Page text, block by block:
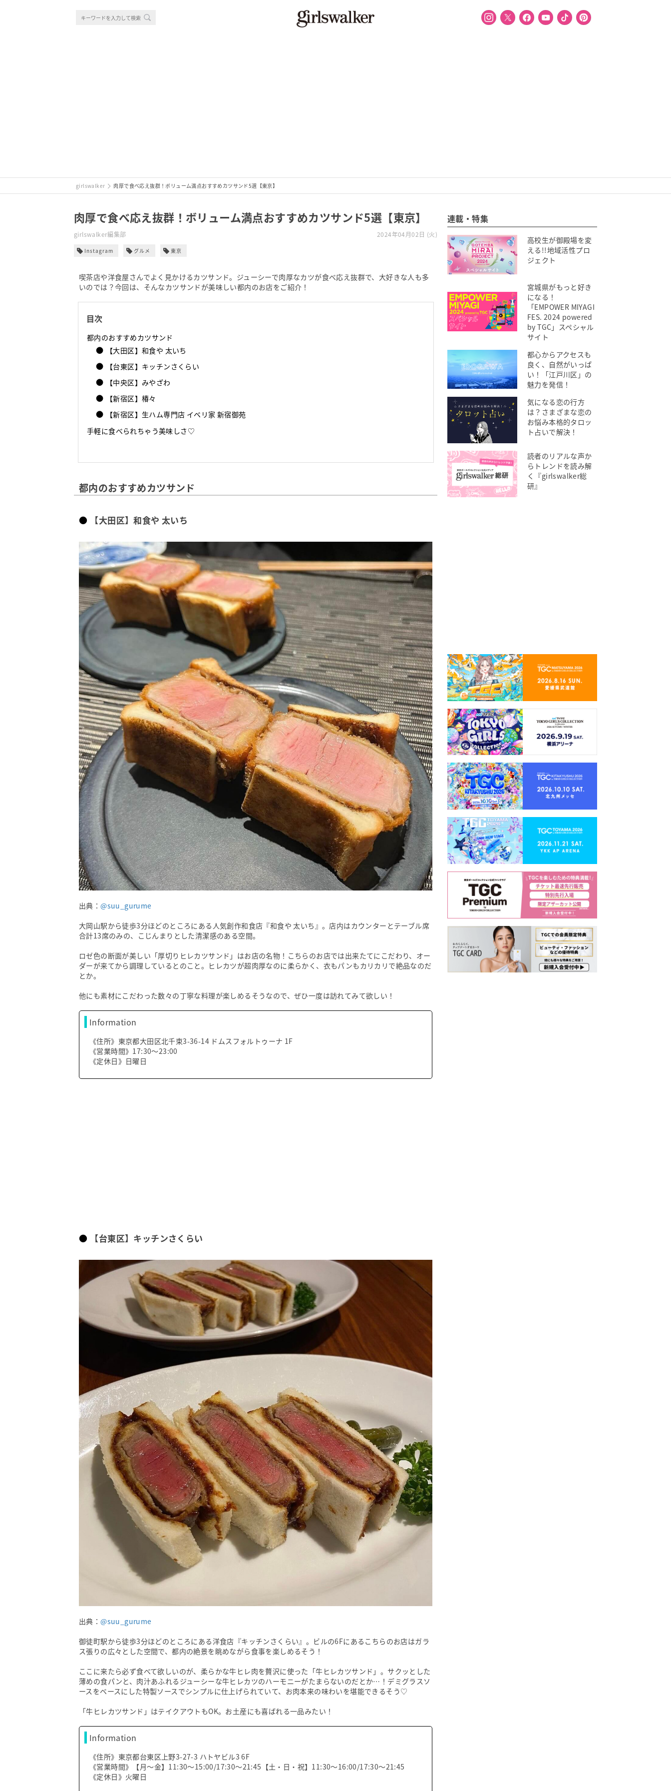
girlswalker 肉厚で食べ応え抜群！ボリューム満点おすすめカツサンド5選【東京】
肉厚で食べ応え抜群！ボリューム満点おすすめカツサンド5選【東京】
girlswalker編集部 2024年04月02日 (火)
Instagram グルメ 東京
喫茶店や洋食屋さんでよく見かけるカツサンド。ジューシーで肉厚なカツが食べ応え抜群で、大好きな人も多
いのでは？今回は、そんなカツサンドが美味しい都内のお店をご紹介！
目次
都内のおすすめカツサンド
【大田区】和食や 太いち
【台東区】キッチンさくらい
【中央区】みやざわ
【新宿区】椿々
【新宿区】生ハム専門店 イベリ家 新宿御苑
手軽に食べられちゃう美味しさ♡
都内のおすすめカツサンド
【大田区】和食や 太いち
出典：@suu_gurume
大岡山駅から徒歩3分ほどのところにある人気創作和食店『和食や 太いち』。店内はカウンターとテーブル席
合計13席のみの、こじんまりとした清潔感のある空間。
ロゼ色の断面が美しい「厚切りヒレカツサンド」はお店の名物！こちらのお店では出来たてにこだわり、オー
ダーが来てから調理しているとのこと。ヒレカツが超肉厚なのに柔らかく、衣もパンもカリカリで絶品なのだ
とか。
他にも素材にこだわった数々の丁寧な料理が楽しめるそうなので、ぜひ一度は訪れてみて欲しい！
Information
《住所》東京都大田区北千束3-36-14 ドムスフォルトゥーナ 1F
《営業時間》17:30～23:00
《定休日》日曜日
【台東区】キッチンさくらい
出典：@suu_gurume
御徒町駅から徒歩3分ほどのところにある洋食店『キッチンさくらい』。ビルの6Fにあるこちらのお店はガラ
ス張りの広々とした空間で、都内の絶景を眺めながら食事を楽しめるそう！
ここに来たら必ず食べて欲しいのが、柔らかな牛ヒレ肉を贅沢に使った「牛ヒレカツサンド」。サクッとした
薄めの食パンと、肉汁あふれるジューシーな牛ヒレカツのハーモニーがたまらないのだとか…！デミグラスソ
ースをベースにした特製ソースでシンプルに仕上げられていて、お肉本来の味わいを堪能できるそう♡
「牛ヒレカツサンド」はテイクアウトもOK。お土産にも喜ばれる一品みたい！
Information
《住所》東京都台東区上野3-27-3 ハトヤビル3 6F
《営業時間》【月〜金】11:30〜15:00/17:30〜21:45【土・日・祝】11:30〜16:00/17:30〜21:45
《定休日》火曜日
連載・特集
高校生が御殿場を変
える!!地域活性プロ
ジェクト
宮城県がもっと好き
になる！
「EMPOWER MIYAGI
FES. 2024 powered
by TGC」スペシャル
サイト
都心からアクセスも
良く、自然がいっぱ
い！「江戸川区」の
魅力を発信！
気になる恋の行方
は？さまざまな恋の
お悩み本格的タロッ
ト占いで解決！
読者のリアルな声か
らトレンドを読み解
く『girlswalker総
研』